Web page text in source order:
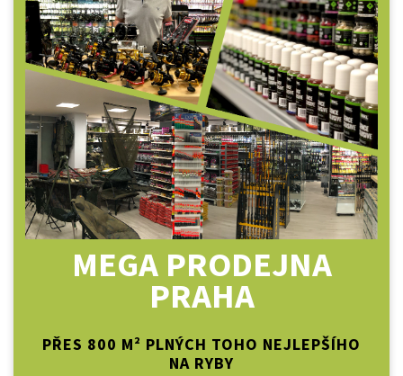
MEGA PRODEJNA
PRAHA
PŘES 800 M² PLNÝCH TOHO NEJLEPŠÍHO
NA RYBY